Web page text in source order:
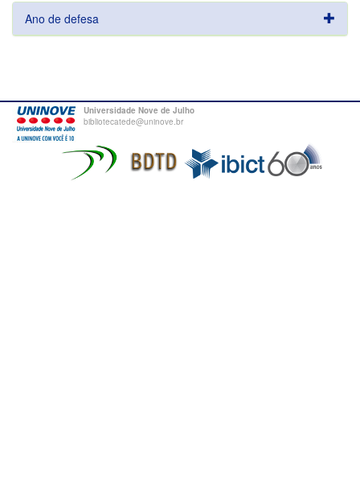
Ano de defesa
Universidade Nove de Julho
bibliotecatede@uninove.br